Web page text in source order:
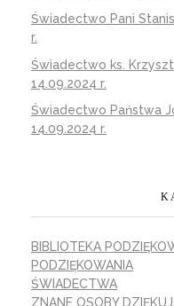
Świadectwo Pani
r.
Świadectwo ks.
14.09.2024 r.
Świadectwo Państwa
14.09.2024 r.
BIBLIOTEKA
PODZIĘKOWANIA
ŚWIADECTWA
ZNANE OSOBY